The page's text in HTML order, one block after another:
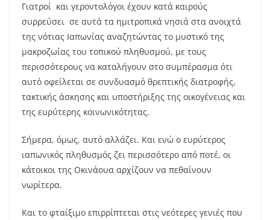
Γιατροί και γεροντολόγοι έχουν κατά καιρούς
συρρεύσει σε αυτά τα ημιτροπικά νησιά στα ανοιχτά
της νότιας Ιαπωνίας αναζητώντας το μυστικό της
μακροζωίας του τοπικού πληθυσμού, με τους
περισσότερους να καταλήγουν στο συμπέρασμα ότι
αυτό οφείλεται σε συνδυασμό θρεπτικής διατροφής,
τακτικής άσκησης και υποστήριξης της οικογένειας και
της ευρύτερης κοινωνικότητας.
Σήμερα, όμως, αυτό αλλάζει. Και ενώ ο ευρύτερος
ιαπωνικός πληθυσμός ζει περισσότερο από ποτέ, οι
κάτοικοι της Οκινάουα αρχίζουν να πεθαίνουν
νωρίτερα.
Και το φταίξιμο επιρρίπτεται στις νεότερες γενιές που